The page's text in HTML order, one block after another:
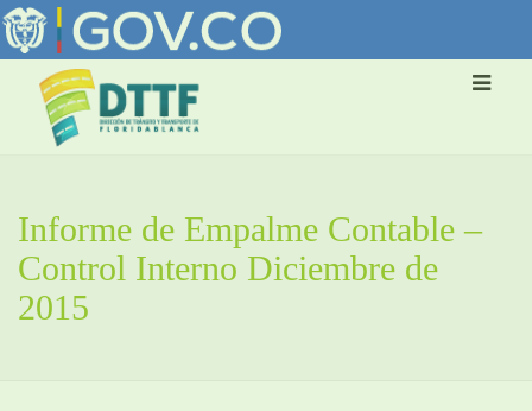
Informe de Empalme Contable –
Control Interno Diciembre de
2015